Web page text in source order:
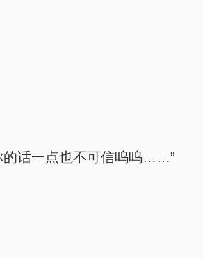
的话一点也不可信呜呜……”